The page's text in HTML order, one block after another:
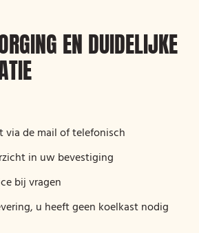
EN DUIDELIJKE
de mail of telefonisch
in uw bevestiging
bij vragen
u heeft geen koelkast nodig